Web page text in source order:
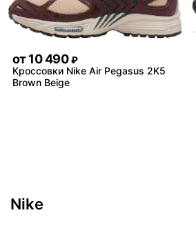
от10 490 ₽
Кроссовки Nike Air Pegasus 2K5
Brown Beige
Nike